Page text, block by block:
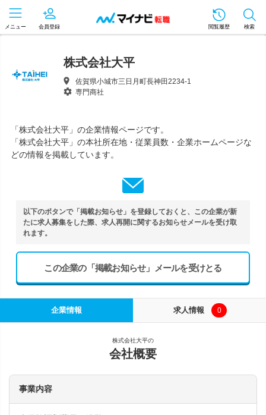
メニュー 会員登録 閲覧履歴 検索
株式会社大平
佐賀県小城市三日月町長神田2234-1
専門商社
「株式会社大平」の企業情報ページです。
「株式会社大平」の本社所在地・従業員数・企業ホームページな
どの情報を掲載しています。
以下のボタンで「掲載お知らせ」を登録しておくと、この企業が新
たに求人募集をした際、求人再開に関するお知らせメールを受け取
れます。
この企業の「掲載お知らせ」メールを受けとる
企業情報 求人情報 0
株式会社大平の
会社概要
事業内容